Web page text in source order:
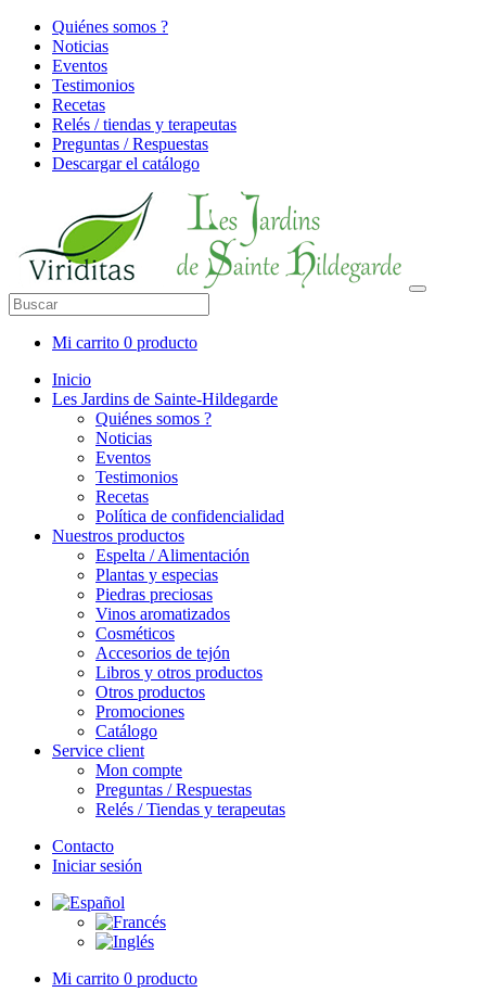
Quiénes somos ?
Noticias
Eventos
Testimonios
Recetas
Relés / tiendas y terapeutas
Preguntas / Respuestas
Descargar el catálogo
Mi carrito 0 producto
Inicio
Les Jardins de Sainte-Hildegarde
Quiénes somos ?
Noticias
Eventos
Testimonios
Recetas
Política de confidencialidad
Nuestros productos
Espelta / Alimentación
Plantas y especias
Piedras preciosas
Vinos aromatizados
Cosméticos
Accesorios de tejón
Libros y otros productos
Otros productos
Promociones
Catálogo
Service client
Mon compte
Preguntas / Respuestas
Relés / Tiendas y terapeutas
Contacto
Iniciar sesión
Mi carrito 0 producto